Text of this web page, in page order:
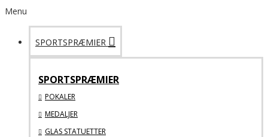
Menu
SPORTSPRÆMIER
SPORTSPRÆMIER
POKALER
MEDALJER
GLAS STATUETTER